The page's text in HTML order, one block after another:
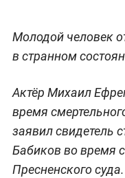
Молодой человек
в странном
Актёр Михаил
время
заявил свидетель
Бабиков во время
Пресненского суда.